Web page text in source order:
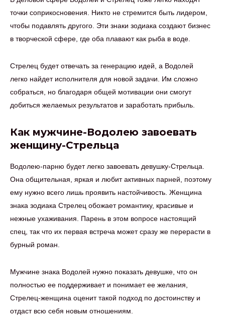
точки соприкосновения. Никто не стремится быть лидером,
чтобы подавлять другого. Эти знаки зодиака создают бизнес
в творческой сфере, где оба плавают как рыба в воде.
Стрелец будет отвечать за генерацию идей, а Водолей
легко найдет исполнителя для новой задачи. Им сложно
собраться, но благодаря общей мотивации они смогут
добиться желаемых результатов и заработать прибыль.
Как мужчине-Водолею завоевать
женщину-Стрельца
Водолею-парню будет легко завоевать девушку-Стрельца.
Она общительная, яркая и любит активных парней, поэтому
ему нужно всего лишь проявить настойчивость. Женщина
знака зодиака Стрелец обожает романтику, красивые и
нежные ухаживания. Парень в этом вопросе настоящий
спец, так что их первая встреча может сразу же перерасти в
бурный роман.
Мужчине знака Водолей нужно показать девушке, что он
полностью ее поддерживает и понимает ее желания,
Стрелец-женщина оценит такой подход по достоинству и
отдаст всю себя новым отношениям.